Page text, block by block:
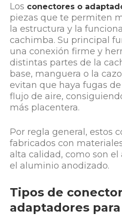
Los conectores o
piezas que te permiten
la estructura y la
cachimba. Su principal
una conexión firme y
distintas partes de la
base, manguera o la
evitan que haya fugas
flujo de aire,
más placentera.
Por regla general, estos
fabricados con
alta calidad, como son
el aluminio anodizado.
Tipos de
adaptadores